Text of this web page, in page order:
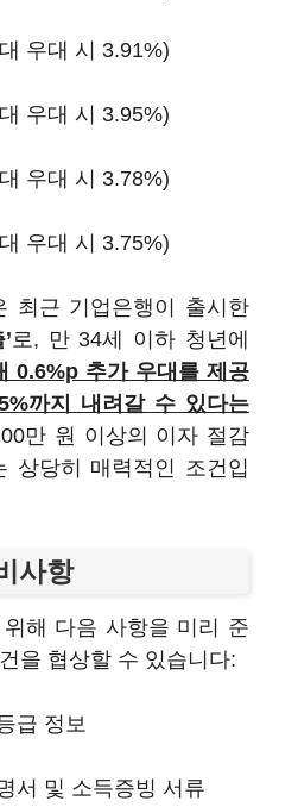
우대 시 3.91%)
우대 시 3.95%)
우대 시 3.78%)
우대 시 3.75%)
최근 기업은행이 출시한
로, 만 34세 이하 청년에
0.6%p 추가 우대를 제공
까지 내려갈 수 있다는
만 원 이상의 이자 절감
상당히 매력적인 조건입
사항
해 다음 사항을 미리 준
을 협상할 수 있습니다:
급 정보
서 및 소득증빙 서류